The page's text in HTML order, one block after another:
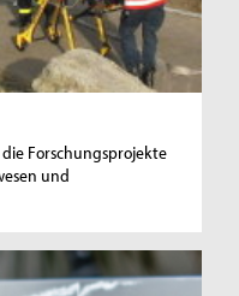
Forschungsprojekte
und